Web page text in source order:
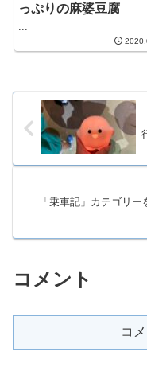
っぷりの麻婆豆腐
「乗車記」カテゴリ
コメント
コ